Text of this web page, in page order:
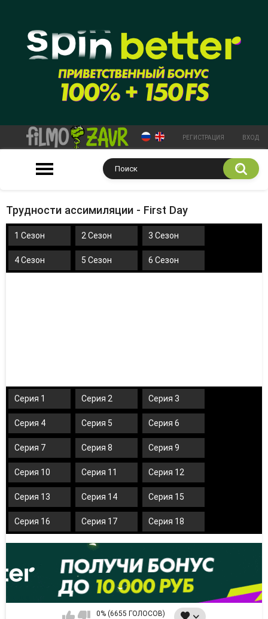
РЕГИСТРАЦИЯ ВХОД
Трудности ассимиляции - First Day
1 Сезон 2 Сезон 3 Сезон
4 Сезон 5 Сезон 6 Сезон
Серия 1 Серия 2 Серия 3
Серия 4 Серия 5 Серия 6
Серия 7 Серия 8 Серия 9
Серия 10 Серия 11 Серия 12
Серия 13 Серия 14 Серия 15
Серия 16 Серия 17 Серия 18
0% (6655 ГОЛОСОВ)